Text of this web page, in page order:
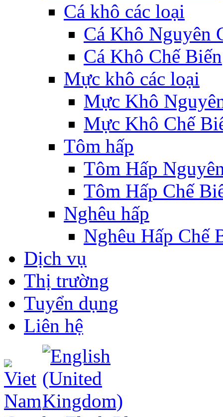
Cá khô các loại
Cá Khô Nguyên
Cá Khô Chế Biến
Mực khô các loại
Mực Khô
Mực Khô Chế
Tôm hấp
Tôm Hấp
Tôm Hấp Chế
Nghêu hấp
Nghêu Hấp Chế
Dịch vụ
Thị trường
Tuyển dụng
Liên hệ